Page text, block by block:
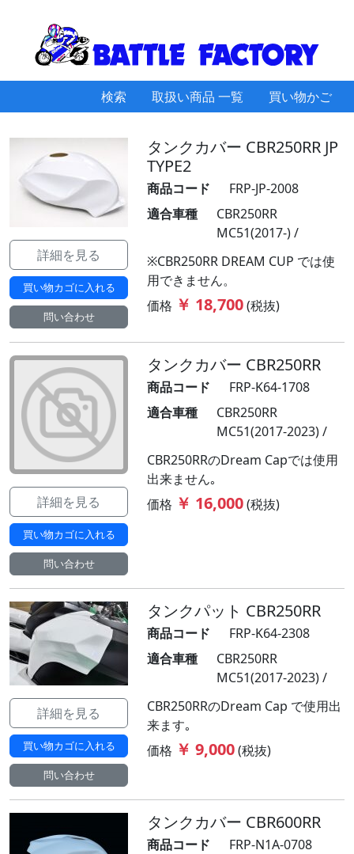
検索 取扱い商品 一覧 買い物かご
詳細を見る
買い物カゴに入れる
問い合わせ
タンクカバー CBR250RR JP
TYPE2
商品コード
FRP-JP-2008
適合車種
CBR250RR
MC51(2017-) /
※CBR250RR DREAM CUP では使
用できません。
価格 ￥ 18,700(税抜)
詳細を見る
買い物カゴに入れる
問い合わせ
タンクカバー CBR250RR
商品コード
FRP-K64-1708
適合車種
CBR250RR
MC51(2017-2023) /
CBR250RRのDream Capでは使用
出来ません｡
価格 ￥ 16,000(税抜)
詳細を見る
買い物カゴに入れる
問い合わせ
タンクパット CBR250RR
商品コード
FRP-K64-2308
適合車種
CBR250RR
MC51(2017-2023) /
CBR250RRのDream Cap で使用出
来ます｡
価格 ￥ 9,000(税抜)
タンクカバー CBR600RR
商品コード
FRP-N1A-0708